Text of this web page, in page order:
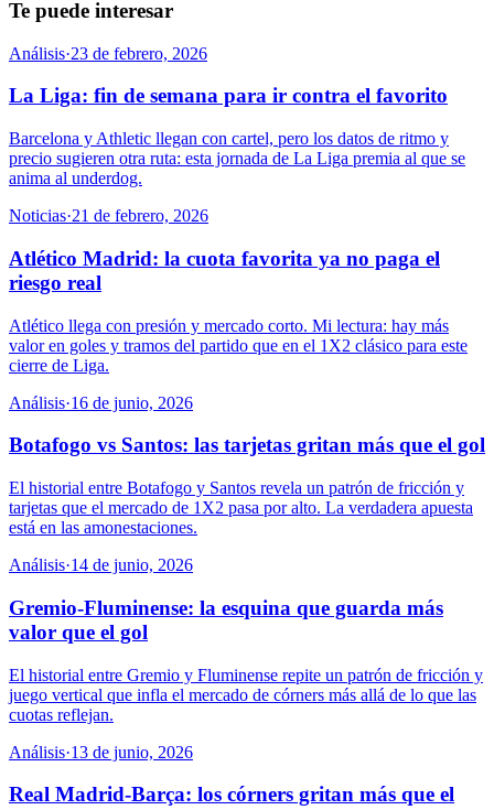
Te puede interesar
Análisis·23 de febrero, 2026
La Liga: fin de semana para ir contra el favorito
Barcelona y Athletic llegan con cartel, pero los datos de ritmo y
precio sugieren otra ruta: esta jornada de La Liga premia al que se
anima al underdog.
Noticias·21 de febrero, 2026
Atlético Madrid: la cuota favorita ya no paga el
riesgo real
Atlético llega con presión y mercado corto. Mi lectura: hay más
valor en goles y tramos del partido que en el 1X2 clásico para este
cierre de Liga.
Análisis·16 de junio, 2026
Botafogo vs Santos: las tarjetas gritan más que el gol
El historial entre Botafogo y Santos revela un patrón de fricción y
tarjetas que el mercado de 1X2 pasa por alto. La verdadera apuesta
está en las amonestaciones.
Análisis·14 de junio, 2026
Gremio-Fluminense: la esquina que guarda más
valor que el gol
El historial entre Gremio y Fluminense repite un patrón de fricción y
juego vertical que infla el mercado de córners más allá de lo que las
cuotas reflejan.
Análisis·13 de junio, 2026
Real Madrid-Barça: los córners gritan más que el